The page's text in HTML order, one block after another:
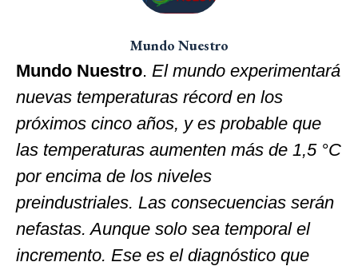
Mundo Nuestro
Mundo Nuestro. El mundo experimentará
nuevas temperaturas récord en los
próximos cinco años, y es probable que
las temperaturas aumenten más de 1,5 °C
por encima de los niveles
preindustriales. Las consecuencias serán
nefastas. Aunque solo sea temporal el
incremento. Ese es el diagnóstico que